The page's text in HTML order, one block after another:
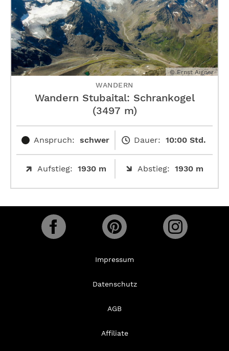
© Ernst Aigner
WANDERN
Wandern Stubaital: Schrankogel
(3497 m)
Anspruch: schwer Dauer: 10:00 Std.
Aufstieg: 1930 m Abstieg: 1930 m
Impressum
Datenschutz
AGB
Affiliate